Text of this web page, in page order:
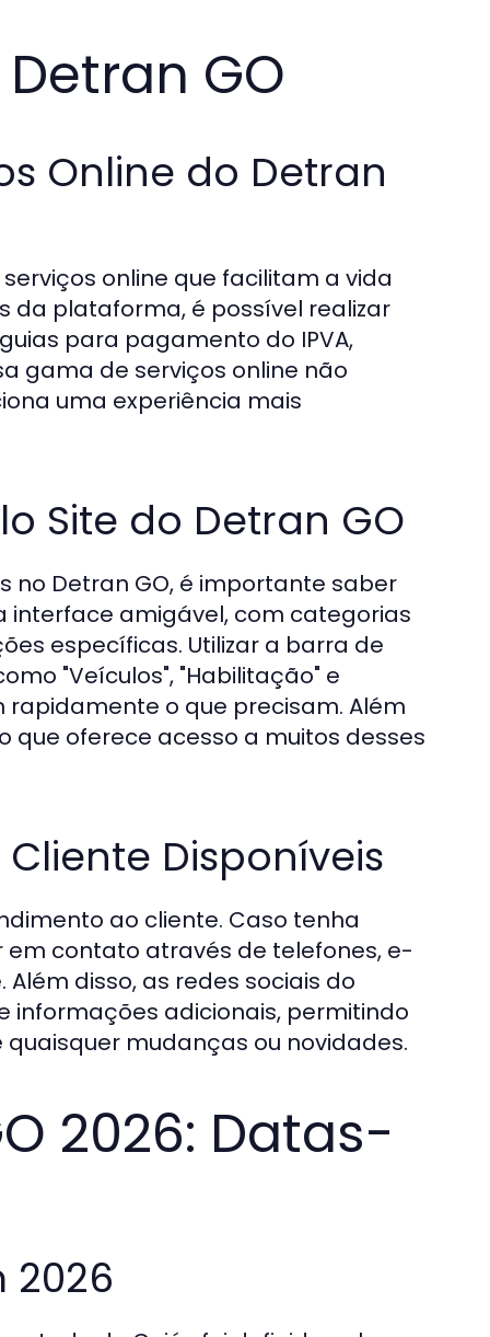
GO
Online do Detran
online que facilitam a vida
da plataforma, é possível realizar
para pagamento do IPVA,
gama de serviços online não
uma experiência mais
Site do Detran GO
no Detran GO, é importante saber
interface amigável, com categorias
específicas. Utilizar a barra de
"Veículos", "Habilitação" e
rapidamente o que precisam. Além
que oferece acesso a muitos desses
Disponíveis
ao cliente. Caso tenha
em contato através de telefones, e-
disso, as redes sociais do
informações adicionais, permitindo
mudanças ou novidades.
2026: Datas-
2026